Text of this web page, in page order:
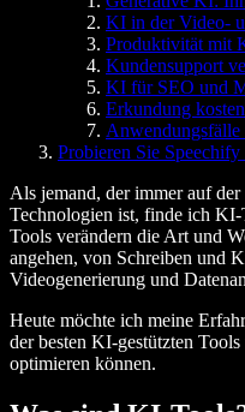
KI in der Video-
Produktivität mit
Kundensupport
KI für SEO und
Erkundung
Anwendungsfälle
Probieren Sie Speechify
Als jemand, der immer auf der
Technologien ist, finde ich
Tools verändern die Art und
angehen, von Schreiben und
Videogenerierung und
Heute möchte ich meine
der besten KI-gestützten
optimieren können.